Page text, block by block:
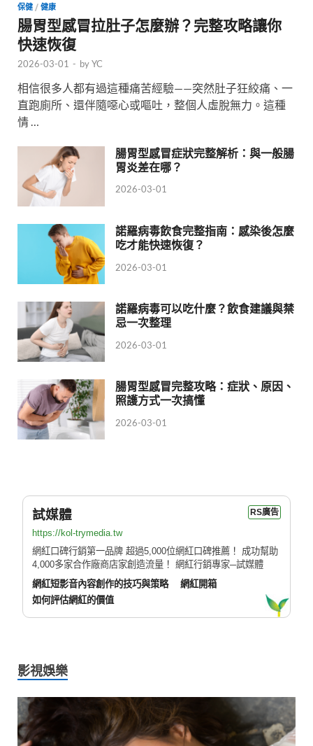
保健 / 健康
腸胃型感冒拉肚子怎麼辦？完整攻略讓你
快速恢復
2026-03-01 - byYC
相信很多人都有過這種痛苦經驗——突然肚子狂絞痛、一
直跑廁所、還伴隨噁心或嘔吐，整個人虛脫無力。這種
情 …
腸胃型感冒症狀完整解析：與一般腸
胃炎差在哪？
2026-03-01
諾羅病毒飲食完整指南：感染後怎麼
吃才能快速恢復？
2026-03-01
諾羅病毒可以吃什麼？飲食建議與禁
忌一次整理
2026-03-01
腸胃型感冒完整攻略：症狀、原因、
照護方式一次搞懂
2026-03-01
試媒體 RS廣告
https://kol-trymedia.tw
網紅口碑行銷第一品牌 超過5,000位網紅口碑推薦！ 成功幫助
4,000多家合作廠商店家創造流量！ 網紅行銷專家─試媒體
網紅短影音內容創作的技巧與策略
網紅開箱
如何評估網紅的價值
影視娛樂